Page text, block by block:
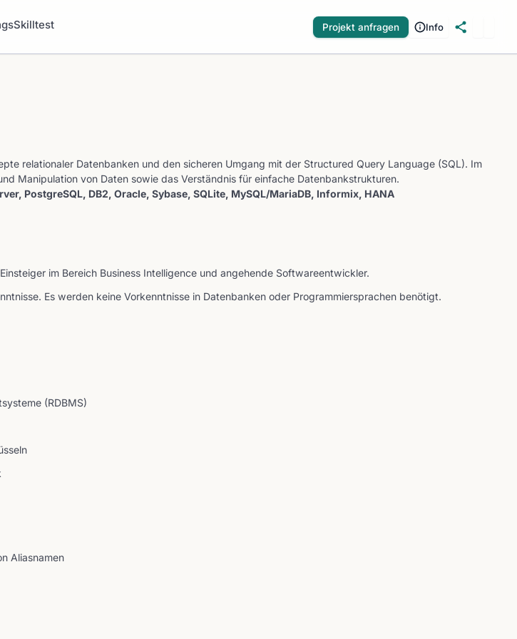
Skilltest Projekt anfragen Info
relationaler Datenbanken und den sicheren Umgang mit der Structured Query Language (SQL). Im
Manipulation von Daten sowie das Verständnis für einfache Datenbankstrukturen.
PostgreSQL, DB2, Oracle, Sybase, SQLite, MySQL/MariaDB, Informix, HANA
im Bereich Business Intelligence und angehende Softwareentwickler.
Es werden keine Vorkenntnisse in Datenbanken oder Programmiersprachen benötigt.
(RDBMS)
Aliasnamen